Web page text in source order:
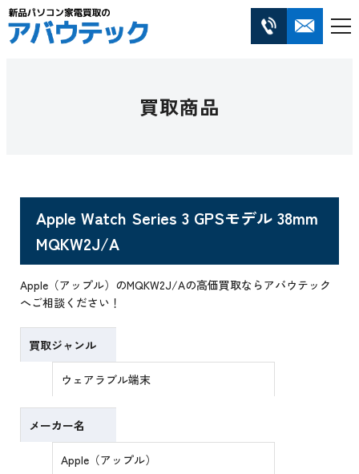
買取商品
Apple Watch Series 3 GPSモデル 38mm
MQKW2J/A
Apple（アップル）のMQKW2J/Aの高価買取ならアバウテック
へご相談ください！
買取ジャンル
ウェアラブル端末
メーカー名
Apple（アップル）